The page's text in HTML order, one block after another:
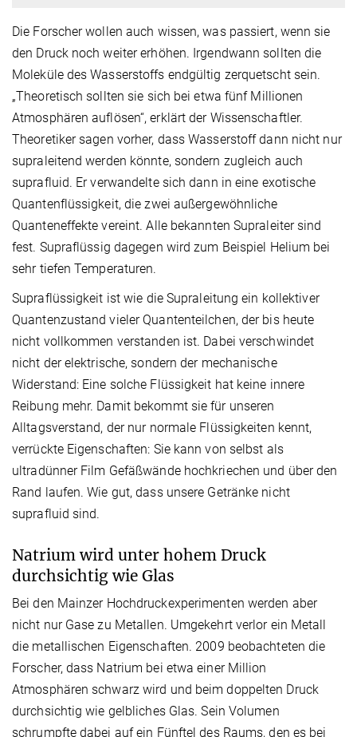
Die Forscher wollen auch wissen, was passiert, wenn sie
den Druck noch weiter erhöhen. Irgendwann sollten die
Moleküle des Wasserstoffs endgültig zerquetscht sein.
„Theoretisch sollten sie sich bei etwa fünf Millionen
Atmosphären auflösen“, erklärt der Wissenschaftler.
Theoretiker sagen vorher, dass Wasserstoff dann nicht nur
supraleitend werden könnte, sondern zugleich auch
suprafluid. Er verwandelte sich dann in eine exotische
Quantenflüssigkeit, die zwei außergewöhnliche
Quanteneffekte vereint. Alle bekannten Supraleiter sind
fest. Supraflüssig dagegen wird zum Beispiel Helium bei
sehr tiefen Temperaturen.
Supraflüssigkeit ist wie die Supraleitung ein kollektiver
Quantenzustand vieler Quantenteilchen, der bis heute
nicht vollkommen verstanden ist. Dabei verschwindet
nicht der elektrische, sondern der mechanische
Widerstand: Eine solche Flüssigkeit hat keine innere
Reibung mehr. Damit bekommt sie für unseren
Alltagsverstand, der nur normale Flüssigkeiten kennt,
verrückte Eigenschaften: Sie kann von selbst als
ultradünner Film Gefäßwände hochkriechen und über den
Rand laufen. Wie gut, dass unsere Getränke nicht
suprafluid sind.
Natrium wird unter hohem Druck
durchsichtig wie Glas
Bei den Mainzer Hochdruckexperimenten werden aber
nicht nur Gase zu Metallen. Umgekehrt verlor ein Metall
die metallischen Eigenschaften. 2009 beobachteten die
Forscher, dass Natrium bei etwa einer Million
Atmosphären schwarz wird und beim doppelten Druck
durchsichtig wie gelbliches Glas. Sein Volumen
schrumpfte dabei auf ein Fünftel des Raums, den es bei